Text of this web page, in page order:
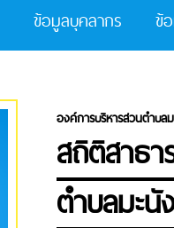
ข้อมูลบุคลากร ข้
องค์การบริหารส่วนตำบล
สถิติสาธ
ตำบลมะนั